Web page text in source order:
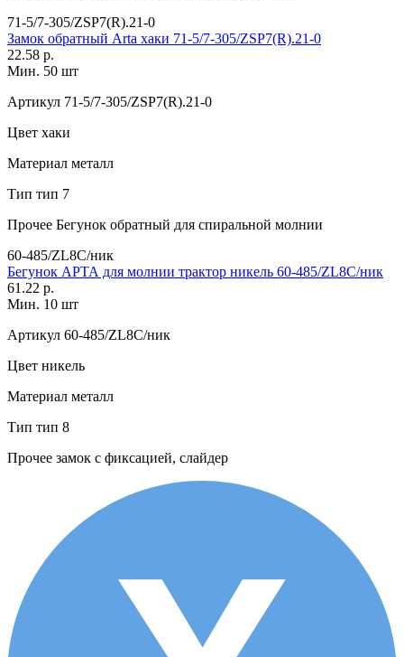
71-5/7-305/ZSP7(R).21-0
Замок обратный Arta хаки 71-5/7-305/ZSP7(R).21-0
22.58 р.
Мин. 50 шт
Артикул 71-5/7-305/ZSP7(R).21-0
Цвет хаки
Материал металл
Тип тип 7
Прочее Бегунок обратный для спиральной молнии
60-485/ZL8C/ник
Бегунок АРТА для молнии трактор никель 60-485/ZL8C/ник
61.22 р.
Мин. 10 шт
Артикул 60-485/ZL8C/ник
Цвет никель
Материал металл
Тип тип 8
Прочее замок с фиксацией, слайдер